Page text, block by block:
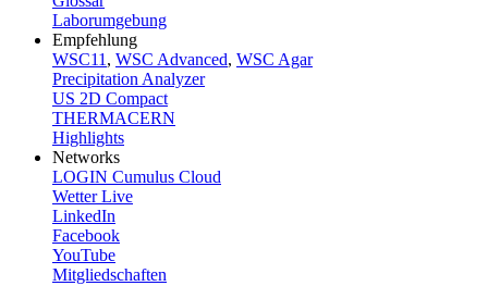
Laborumgebung
Empfehlung
WSC11 , WSC Advanced, WSC Agar
Precipitation Analyzer
US 2D Compact
THERMACERN
Highlights
Networks
LOGIN Cumulus Cloud
Wetter Live
LinkedIn
Facebook
YouTube
Mitgliedschaften